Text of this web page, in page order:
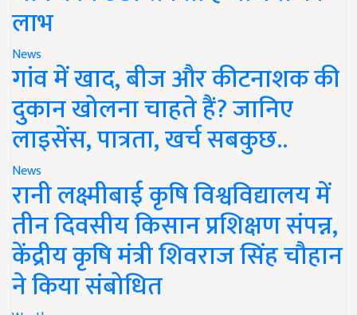
लाभ
News
गांव में खाद, बीज और कीटनाशक की
दुकान खोलना चाहते हैं? जानिए
लाइसेंस, पात्रता, खर्च सबकुछ..
News
रानी लक्ष्मीबाई कृषि विश्वविद्यालय में
तीन दिवसीय किसान प्रशिक्षण संपन्न,
केंद्रीय कृषि मंत्री शिवराज सिंह चौहान
ने किया संबोधित